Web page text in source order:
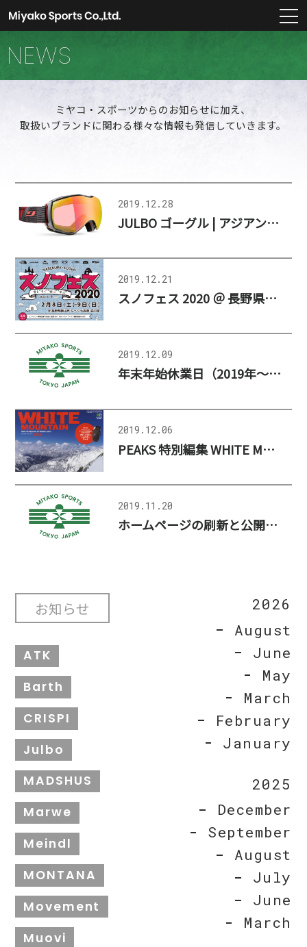
NEWS
ミヤコ・スポーツからのお知らせに加え、
取扱いブランドに関わる様々な情報も発信していきます。
2019.12.28
JULBO ゴーグル | アジアン・フィット用モデルの紹介
2019.12.21
スノフェス 2020 ＠ 長野県飯山市（なべくら高原・森の家)
2019.12.09
年末年始休業日（2019年～2020年）のお知らせ
2019.12.06
PEAKS 特別編集 WHITE MOUNTAIN 2020 [枻出版社]
2019.11.20
ホームページの刷新と公開のお知らせ
お知らせ
ATK
Barth
CRISPI
Julbo
MADSHUS
Marwe
Meindl
MONTANA
Movement
Muovi
2026
August
June
May
March
February
January
2025
December
September
August
July
June
March